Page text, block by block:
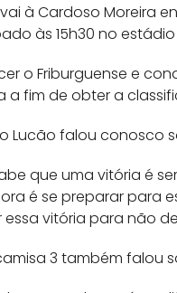
à Cardoso Moreira
às 15h30 no estádio
o Friburguense e
a fim de obter a
Lucão falou conosco
que uma vitória é
é se preparar para
vitória para não
3 também falou